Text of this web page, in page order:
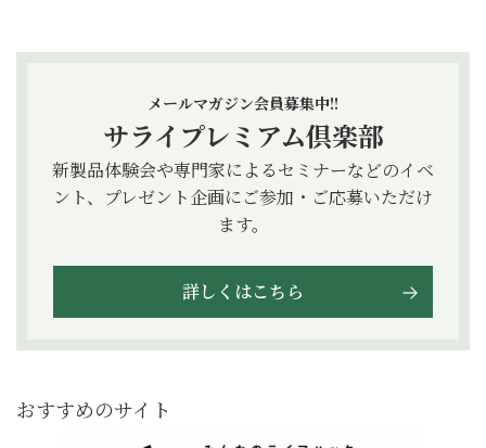
メールマガジン会員募集中!!
サライプレミアム倶楽部
新製品体験会や専門家によるセミナーなどのイベ
ント、プレゼント企画にご参加・ご応募いただけ
ます。
詳しくはこちら
おすすめのサイト